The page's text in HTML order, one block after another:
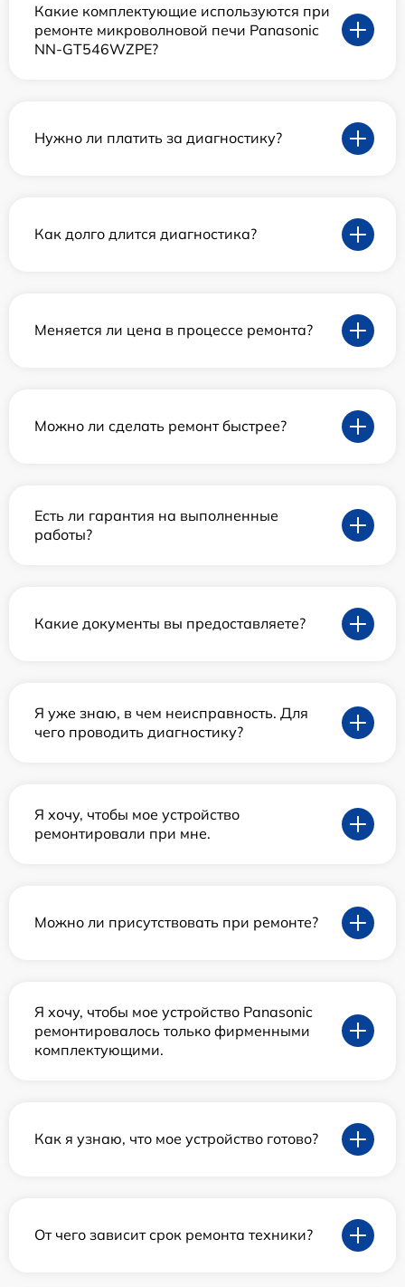
Какие комплектующие используются при
ремонте микроволновой печи Panasonic
NN-GT546WZPE?
Нужно ли платить за диагностику?
Как долго длится диагностика?
Меняется ли цена в процессе ремонта?
Можно ли сделать ремонт быстрее?
Есть ли гарантия на выполненные
работы?
Какие документы вы предоставляете?
Я уже знаю, в чем неисправность. Для
чего проводить диагностику?
Я хочу, чтобы мое устройство
ремонтировали при мне.
Можно ли присутствовать при ремонте?
Я хочу, чтобы мое устройство Panasonic
ремонтировалось только фирменными
комплектующими.
Как я узнаю, что мое устройство готово?
От чего зависит срок ремонта техники?